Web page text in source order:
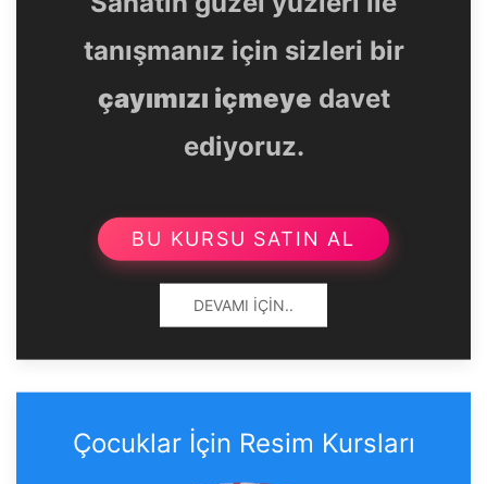
tanışmanız için sizleri bir
çayımızı içmeye davet
ediyoruz.
BU KURSU SATIN AL
DEVAMI İÇIN..
Çocuklar İçin Resim Kursları